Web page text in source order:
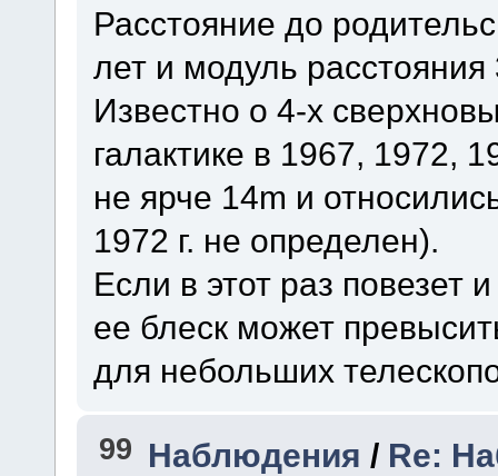
Расстояние до
лет и модуль расстояния
Известно о 4-х
галактике в 1967, 1972,
не ярче 14m и
1972 г. не определен).
Если в этот раз повезет
ее блеск может
для небольших
99 Наблюдения / Re: